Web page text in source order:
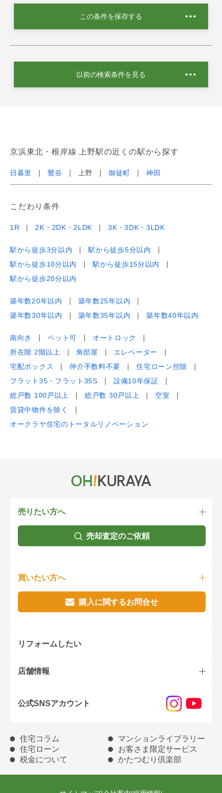
この条件を保存する
以前の検索条件を見る
京浜東北・根岸線 上野駅の近くの駅から探す
日暮里 鶯谷 上野 御徒町 神田
こだわり条件
1R 2K・2DK・2LDK 3K・3DK・3LDK
駅から徒歩3分以内
駅から徒歩5分以内
駅から徒歩10分以内
駅から徒歩15分以内
駅から徒歩20分以内
築年数20年以内
築年数25年以内
築年数30年以内
築年数35年以内 築年数40年以内
南向き ペット可
オートロック
所在階 2階以上
角部屋
エレベーター
宅配ボックス
仲介手数料不要
住宅ローン控除
フラット35・フラット35S
設備10年保証
総戸数 100戸以上
総戸数 30戸以上
空室
賃貸中物件を除く
オークラヤ住宅のトータルリノベーション
売りたい方へ
売却査定のご依頼
買いたい方へ
購入に関するお問合せ
リフォームしたい
店舗情報
公式SNSアカウント
住宅コラム
マンションライブラリー
住宅ローン
お客さま限定サービス
税金について
かたつむり倶楽部